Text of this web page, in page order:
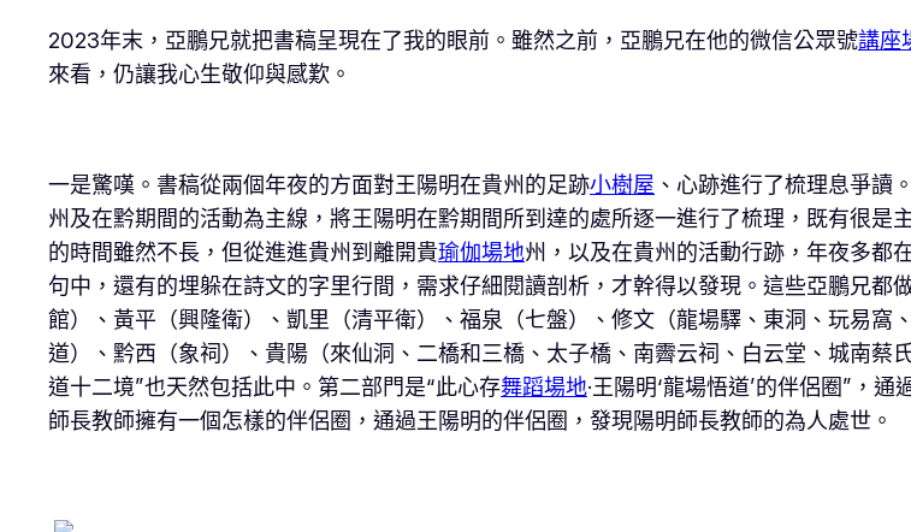
2023年末，亞鵬兄就把書稿呈現在了我的眼前。雖然之前，亞鵬兄在他的微信公眾號講座
來看，仍讓我心生敬仰與感歎。
一是驚嘆。書稿從兩個年夜的方面對王陽明在貴州的足跡小樹屋 、心跡進行了梳理息爭讀
州及在黔期間的活動為主線，將王陽明在黔期間所到達的處所逐一進行了梳理，既有很
的時間雖然不長，但從進進貴州到離開貴瑜伽場地州，以及在貴州的活動行跡，年夜多都
句中，還有的埋躲在詩文的字里行間，需求仔細閱讀剖析，才幹得以發現。這些亞鵬兄
館）、黃平（興隆衛）、凱里（清平衛）、福泉（七盤）、修文（龍場驛、東洞、玩易
道）、黔西（象祠）、貴陽（來仙洞、二橋和三橋、太子橋、南霽云祠、白云堂、城南蔡
道十二境”也天然包括此中。第二部門是“此心存舞蹈場地·王陽明‘龍場悟道’的伴侶圈”，
師長教師擁有一個怎樣的伴侶圈，通過王陽明的伴侶圈，發現陽明師長教師的為人處世。